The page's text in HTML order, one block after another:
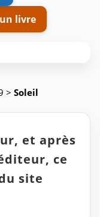
livre
> Soleil
et après
ce
site